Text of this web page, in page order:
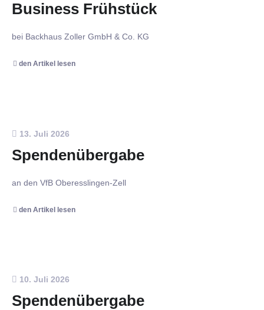
Business Frühstück
bei Backhaus Zoller GmbH & Co. KG
den Artikel lesen
13. Juli 2026
Spendenübergabe
an den VfB Oberesslingen-Zell
den Artikel lesen
10. Juli 2026
Spendenübergabe